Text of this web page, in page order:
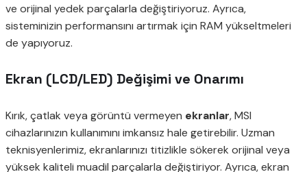
ve orijinal yedek parçalarla değiştiriyoruz. Ayrıca,
sisteminizin performansını artırmak için RAM yükseltmeleri
de yapıyoruz.
Ekran (LCD/LED) Değişimi ve Onarımı
Kırık, çatlak veya görüntü vermeyen ekranlar, MSI
cihazlarınızın kullanımını imkansız hale getirebilir. Uzman
teknisyenlerimiz, ekranlarınızı titizlikle sökerek orijinal veya
yüksek kaliteli muadil parçalarla değiştiriyor. Ayrıca, ekran